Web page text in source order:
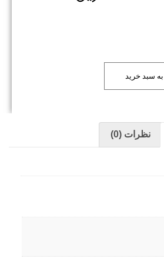
سبد خرید
نظرات (0)